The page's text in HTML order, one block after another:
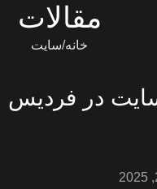
مقالات
خانه سایت
در فردیس